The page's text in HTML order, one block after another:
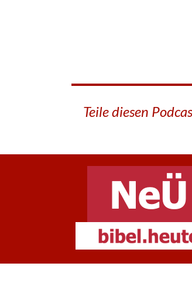
Teile diesen